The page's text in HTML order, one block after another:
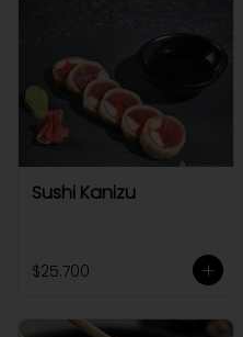
Sushi Kanizu
$25.700